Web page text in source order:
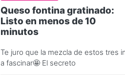
Queso fontina gratinado:
Listo en menos de 10
minutos
Te juro que la mezcla de estos tres
a fascinar🤩 El secreto